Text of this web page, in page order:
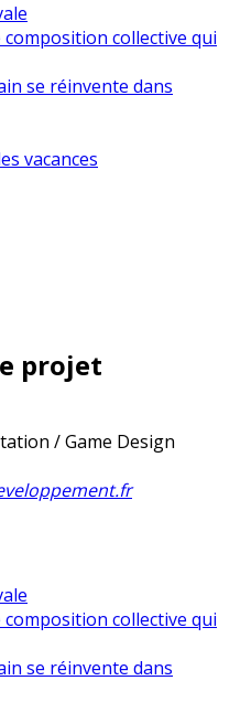
collective qui
se réinvente dans
vacances
projet
/ Game Design
collective qui
se réinvente dans